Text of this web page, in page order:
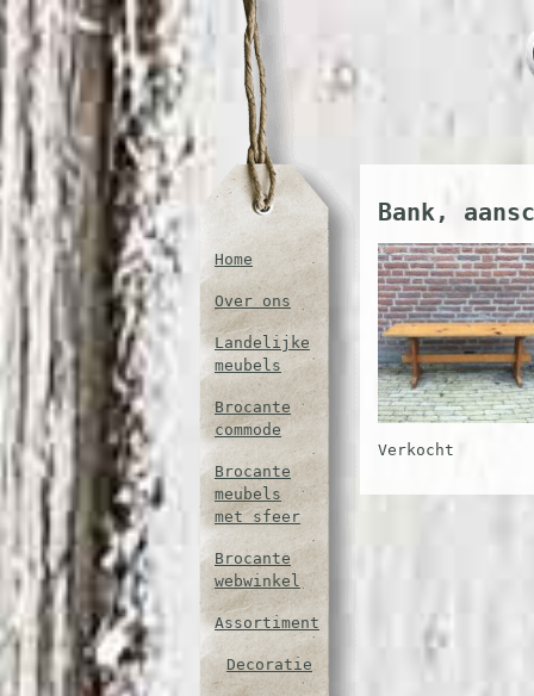
Home
Over ons
Landelijke
meubels
Brocante
commode
Brocante
meubels
met sfeer
Brocante
webwinkel
Assortiment
Decoratie
Bank,
Verkocht